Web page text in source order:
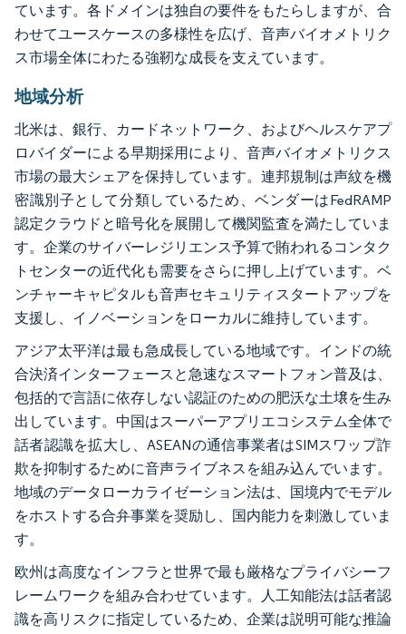
ています。各ドメインは独自の要件をもたらしますが、合
わせてユースケースの多様性を広げ、音声バイオメトリク
ス市場全体にわたる強靭な成長を支えています。
地域分析
北米は、銀行、カードネットワーク、およびヘルスケアプ
ロバイダーによる早期採用により、音声バイオメトリクス
市場の最大シェアを保持しています。連邦規制は声紋を機
密識別子として分類しているため、ベンダーはFedRAMP
認定クラウドと暗号化を展開して機関監査を満たしていま
す。企業のサイバーレジリエンス予算で賄われるコンタク
トセンターの近代化も需要をさらに押し上げています。ベ
ンチャーキャピタルも音声セキュリティスタートアップを
支援し、イノベーションをローカルに維持しています。
アジア太平洋は最も急成長している地域です。インドの統
合決済インターフェースと急速なスマートフォン普及は、
包括的で言語に依存しない認証のための肥沃な土壌を生み
出しています。中国はスーパーアプリエコシステム全体で
話者認識を拡大し、ASEANの通信事業者はSIMスワップ詐
欺を抑制するために音声ライブネスを組み込んでいます。
地域のデータローカライゼーション法は、国境内でモデル
をホストする合弁事業を奨励し、国内能力を刺激していま
す。
欧州は高度なインフラと世界で最も厳格なプライバシーフ
レームワークを組み合わせています。人工知能法は話者認
識を高リスクに指定しているため、企業は説明可能な推論